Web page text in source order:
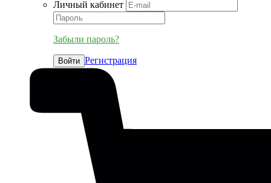
Личный кабинет
Забыли пароль?
Войти Регистрация